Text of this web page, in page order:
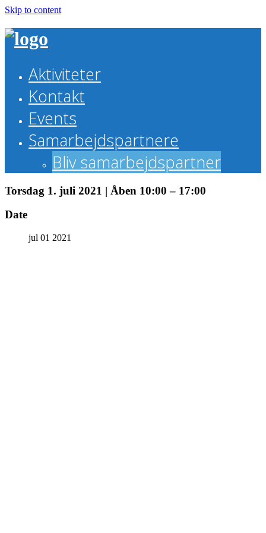
Skip to content
Aktiviteter
Kontakt
Events
Samarbejdspartnere
Bliv samarbejdspartner
Torsdag 1. juli 2021 | Åben 10:00 – 17:00
Date
jul 01 2021